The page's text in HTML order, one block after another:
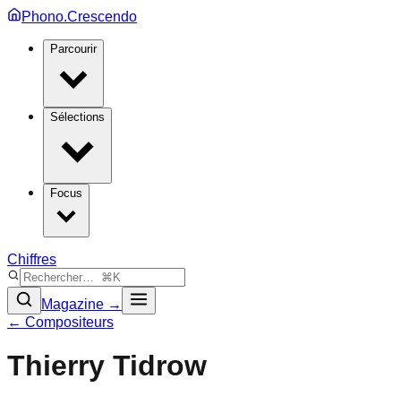
Phono.Crescendo
Parcourir
Sélections
Focus
Chiffres
Magazine →
← Compositeurs
Thierry Tidrow